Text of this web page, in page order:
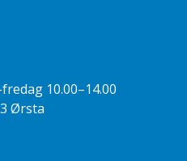
10.00–14.00
Ørsta